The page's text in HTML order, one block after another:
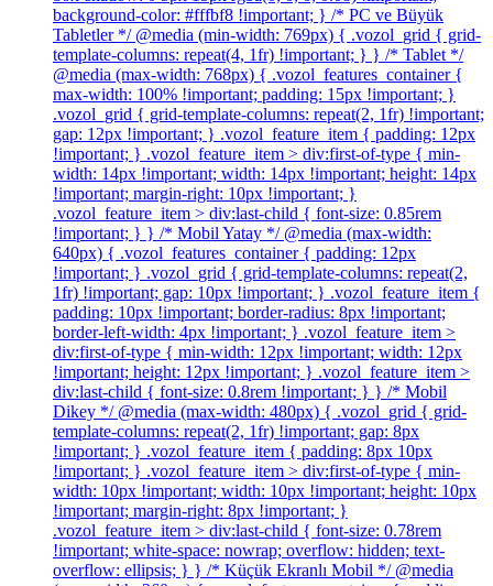
background-color: #fffbf8 !important; } /* PC ve Büyük
Tabletler */ @media (min-width: 769px) { .vozol_grid { grid-
template-columns: repeat(4, 1fr) !important; } } /* Tablet */
@media (max-width: 768px) { .vozol_features_container {
max-width: 100% !important; padding: 15px !important; }
.vozol_grid { grid-template-columns: repeat(2, 1fr) !important;
gap: 12px !important; } .vozol_feature_item { padding: 12px
!important; } .vozol_feature_item > div:first-of-type { min-
width: 14px !important; width: 14px !important; height: 14px
!important; margin-right: 10px !important; }
.vozol_feature_item > div:last-child { font-size: 0.85rem
!important; } } /* Mobil Yatay */ @media (max-width:
640px) { .vozol_features_container { padding: 12px
!important; } .vozol_grid { grid-template-columns: repeat(2,
1fr) !important; gap: 10px !important; } .vozol_feature_item {
padding: 10px !important; border-radius: 8px !important;
border-left-width: 4px !important; } .vozol_feature_item >
div:first-of-type { min-width: 12px !important; width: 12px
!important; height: 12px !important; } .vozol_feature_item >
div:last-child { font-size: 0.8rem !important; } } /* Mobil
Dikey */ @media (max-width: 480px) { .vozol_grid { grid-
template-columns: repeat(2, 1fr) !important; gap: 8px
!important; } .vozol_feature_item { padding: 8px 10px
!important; } .vozol_feature_item > div:first-of-type { min-
width: 10px !important; width: 10px !important; height: 10px
!important; margin-right: 8px !important; }
.vozol_feature_item > div:last-child { font-size: 0.78rem
!important; white-space: nowrap; overflow: hidden; text-
overflow: ellipsis; } } /* Küçük Ekranlı Mobil */ @media